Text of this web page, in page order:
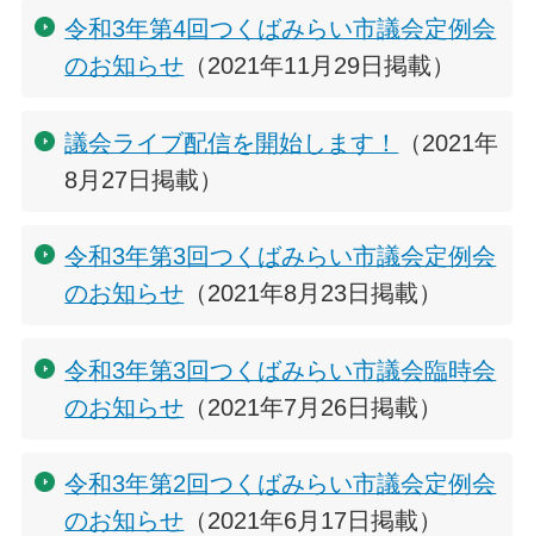
令和3年第4回つくばみらい市議会定例会
のお知らせ （2021年11月29日掲載）
議会ライブ配信を開始します！
（2021年
8月27日掲載）
令和3年第3回つくばみらい市議会定例会
のお知らせ （2021年8月23日掲載）
令和3年第3回つくばみらい市議会臨時会
のお知らせ （2021年7月26日掲載）
令和3年第2回つくばみらい市議会定例会
のお知らせ （2021年6月17日掲載）